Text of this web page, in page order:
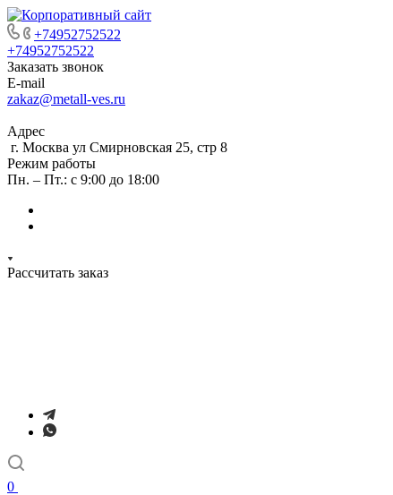
+74952752522
+74952752522
Заказать звонок
E-mail
zakaz@metall-ves.ru
Адрес
г. Москва ул Смирновская 25, стр 8
Режим работы
Пн. – Пт.: с 9:00 до 18:00
Рассчитать заказ
0